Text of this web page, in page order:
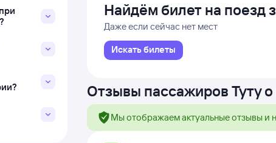
Найдём билет на поезд
Даже если сейчас нет мест
Искать билеты
Отзывы пассажиров Туту
Мы отображаем актуальные отзывы и